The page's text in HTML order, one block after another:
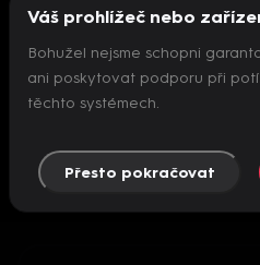
Nepodařilo se
Váš prohlížeč nebo
Bohužel nejsme schopni
ani poskytovat podporu při
těchto systémech.
Přesto pokračovat